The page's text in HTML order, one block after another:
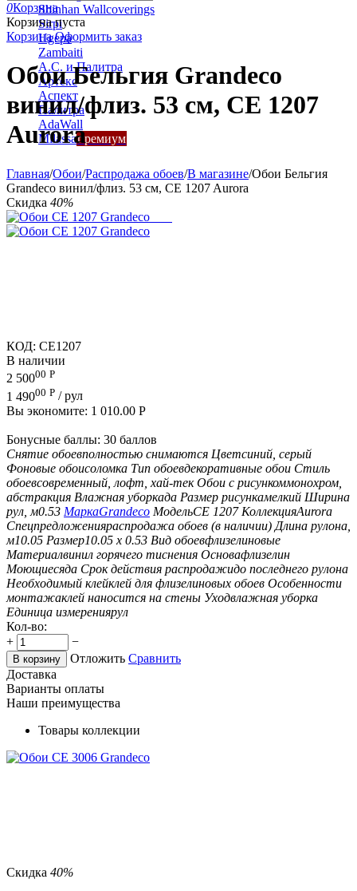
Shinhan Wallcoverings
Sirpi
Ugepa
Zambaiti
А.С. и Палитра
Артекс
Аспект
Палитра
AdaWall
Milassaпремиум
0Корзина
Корзина пуста
Корзина Оформить заказ
Обои Бельгия Grandeco
винил/флиз. 53 см, CE 1207
Aurora
Главная/Обои/Распродажа обоев/В магазине/Обои Бельгия
Grandeco винил/флиз. 53 см, CE 1207 Aurora
Скидка 40%
КОД: CE1207
В наличии
2 50000 Р
1 49000 Р / рул
Вы экономите: 1 010.00 Р
Бонусные баллы: 30 баллов
Снятие обоевполностью снимаются Цветсиний, серый
Фоновые обоисоломка Тип обоевдекоративные обои Стиль
обоевсовременный, лофт, хай-тек Обои с рисункоммонохром,
абстракция Влажная уборкада Размер рисункамелкий Ширина
рул, м0.53 МаркаGrandeco МодельCE 1207 КоллекцияAurora
Спецпредложенияраспродажа обоев (в наличии) Длина рулона,
м10.05 Размер10.05 х 0.53 Вид обоевфлизелиновые
Материалвинил горячего тиснения Основафлизелин
Моющиесяда Срок действия распродажидо последнего рулона
Необходимый клейклей для флизелиновых обоев Особенности
монтажаклей наносится на стены Уходвлажная уборка
Единица измерениярул
Кол-во:
+
−
В корзину Отложить Сравнить
Доставка
Варианты оплаты
Наши преимущества
Товары коллекции
Скидка 40%